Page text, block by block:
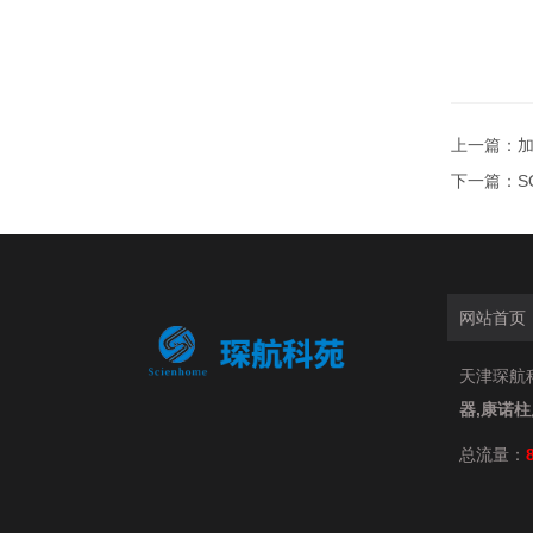
上一篇：
下一篇：
网站首页
天津琛航
器,康诺
总流量：